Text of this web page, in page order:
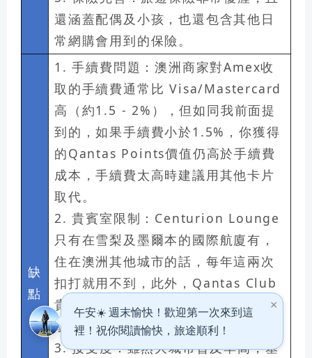
還涵蓋配偶及小孩，也還包含其他日
常網購會用到的保險。
缺
點
1.手續費問題：澳洲商家對Amex收
取的手續費通常比 Visa/Mastercard
高（約1.5 - 2%），但如同我前面提
到的，如果手續費小於1.5%，你獲得
的Qantas Points價值仍高於手續費
成本，手續費太高時建議用其他卡片
取代。
2.貴賓室限制： Centurion Lounge
只有在雪梨及墨爾本的國際航廈有，
住在澳洲其他城市的話，每年這兩次
扣打就用不到，此外，Qantas Club
貴賓室邀請函是要先消費Qantas機票
或商品才會發放。
3.接受度：雖然大城市普及率高，基